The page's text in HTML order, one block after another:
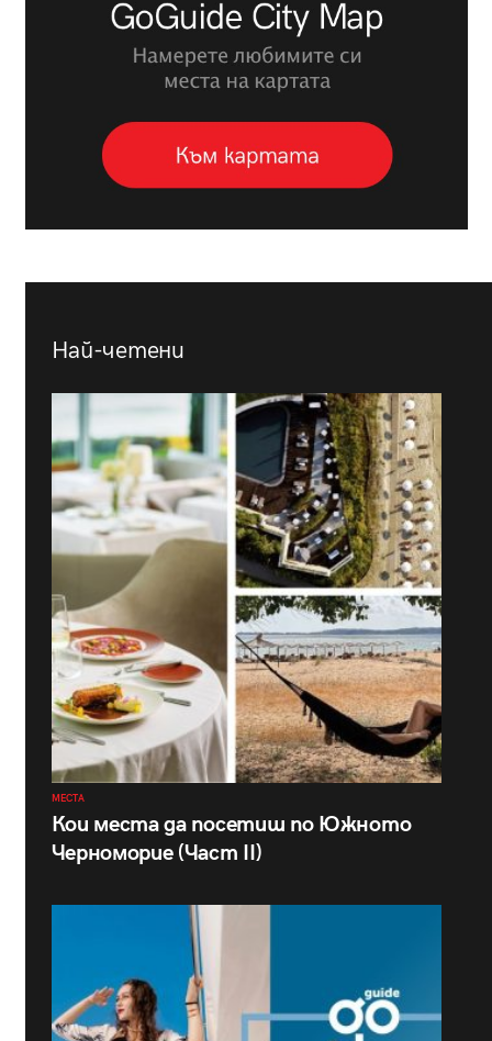
Най-четени
МЕСТА
Кои места да посетиш по Южното
Черноморие (Част II)